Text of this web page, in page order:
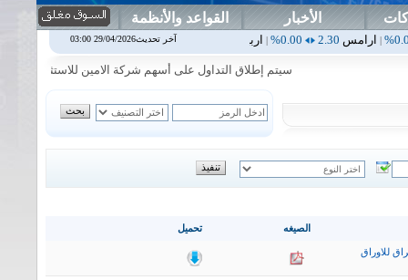
الأخبار القواعد والأنظمة
2.30
|اربيل 0.00%
0.00%
|اسفنج1.87
سيتم إطلاق التداول على أسهم شركة الامين للاستثمار المالي في
تحميل الصيغه
للاوراق